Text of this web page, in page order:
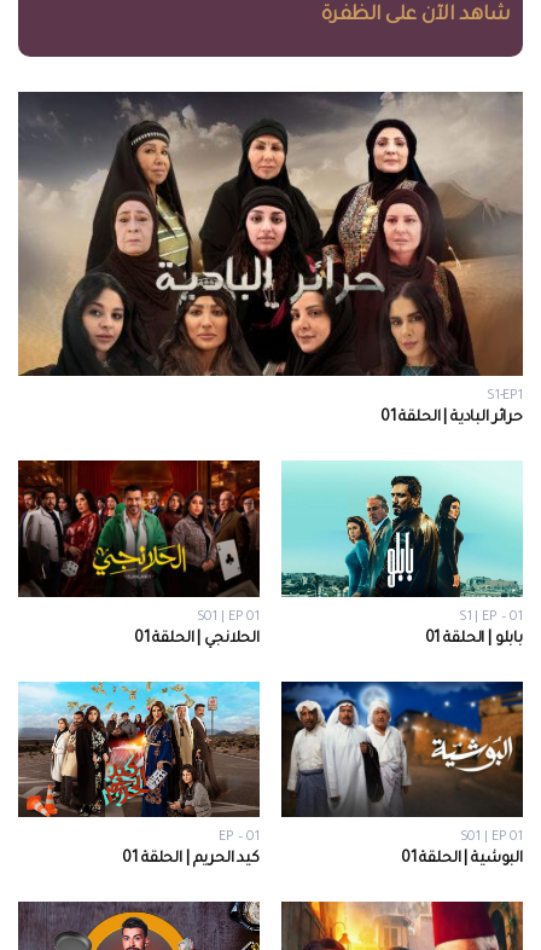
شاهد الآن على الظفرة
S1-EP1
حرائر البادية | الحلقة 01
S1 | EP – 01
بابلو | الحلقة 01
S01 | EP 01
الحلانجي | الحلقة 01
S01 | EP 01
البوشية | الحلقة 01
EP – 01
كيد الحريم | الحلقة 01